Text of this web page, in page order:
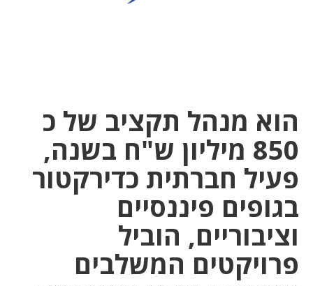
הוא מנהל תקציב של כ
850 מיליון ש"ח בשנה,
פעיל חברתית כדירקטור
בגופים פיננסיים
וציבוריים, הוביל
פרויקטים המשלבים